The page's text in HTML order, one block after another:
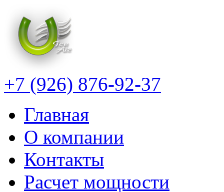
+7 (926) 876-92-37
Главная
О компании
Контакты
Расчет мощности